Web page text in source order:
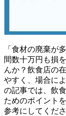
「食材の廃棄が
間数十万円も損
んか？飲食店の
やすく、場合に
の記事では、飲
ためのポイント
参考にしてくださ